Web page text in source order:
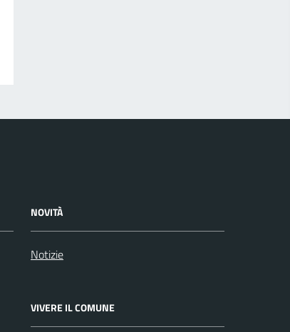
NOVITÀ
Notizie
VIVERE IL COMUNE